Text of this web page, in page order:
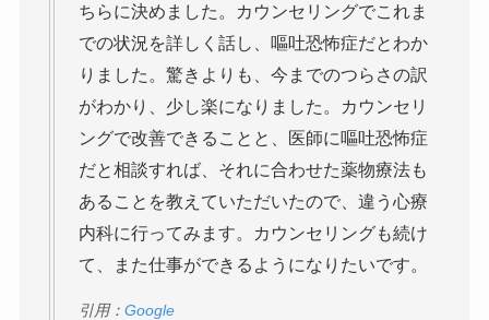
ちらに決めました。カウンセリングでこれま
での状況を詳しく話し、嘔吐恐怖症だとわか
りました。驚きよりも、今までのつらさの訳
がわかり、少し楽になりました。カウンセリ
ングで改善できることと、医師に嘔吐恐怖症
だと相談すれば、それに合わせた薬物療法も
あることを教えていただいたので、違う心療
内科に行ってみます。カウンセリングも続け
て、また仕事ができるようになりたいです。
引用： Google